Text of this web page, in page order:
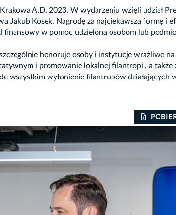
A.D. 2023. W wydarzeniu wzięli udział
Jakub Kosek. Nagrodę za najciekawszą formę i
finansowy w pomoc udzieloną osobom lub
honoruje osoby i instytucje wrażliwe
i promowanie lokalnej filantropii, a także
wszystkim wyłonienie filantropów działających